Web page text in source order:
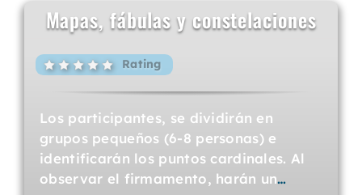
Mapas, fábulas y constelaciones
Rating
Los participantes, se dividirán en
grupos pequeños (6-8 personas) e
identificarán los puntos cardinales. Al
observar el firmamento, harán un…